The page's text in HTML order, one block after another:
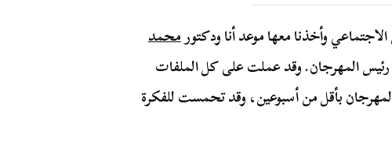
وأخذنا معها موعد أنا ودكتورمحمد
المهرجان. وقد عملت على كل الملفات
المهرجان بأقل من أسبوعين، وقد تحمست للفكرة